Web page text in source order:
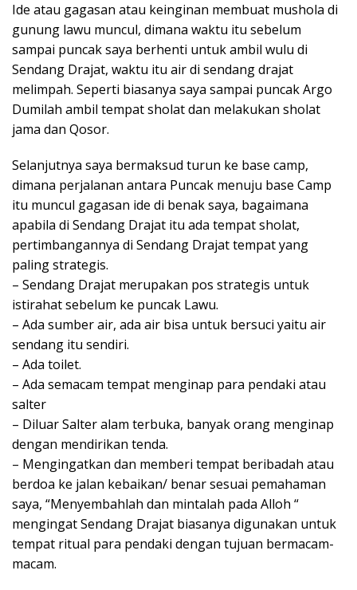
Ide atau gagasan atau keinginan membuat mushola di
gunung lawu muncul, dimana waktu itu sebelum
sampai puncak saya berhenti untuk ambil wulu di
Sendang Drajat, waktu itu air di sendang drajat
melimpah. Seperti biasanya saya sampai puncak Argo
Dumilah ambil tempat sholat dan melakukan sholat
jama dan Qosor.
Selanjutnya saya bermaksud turun ke base camp,
dimana perjalanan antara Puncak menuju base Camp
itu muncul gagasan ide di benak saya, bagaimana
apabila di Sendang Drajat itu ada tempat sholat,
pertimbangannya di Sendang Drajat tempat yang
paling strategis.
– Sendang Drajat merupakan pos strategis untuk
istirahat sebelum ke puncak Lawu.
– Ada sumber air, ada air bisa untuk bersuci yaitu air
sendang itu sendiri.
– Ada toilet.
– Ada semacam tempat menginap para pendaki atau
salter
– Diluar Salter alam terbuka, banyak orang menginap
dengan mendirikan tenda.
– Mengingatkan dan memberi tempat beribadah atau
berdoa ke jalan kebaikan/ benar sesuai pemahaman
saya, “Menyembahlah dan mintalah pada Alloh “
mengingat Sendang Drajat biasanya digunakan untuk
tempat ritual para pendaki dengan tujuan bermacam-
macam.